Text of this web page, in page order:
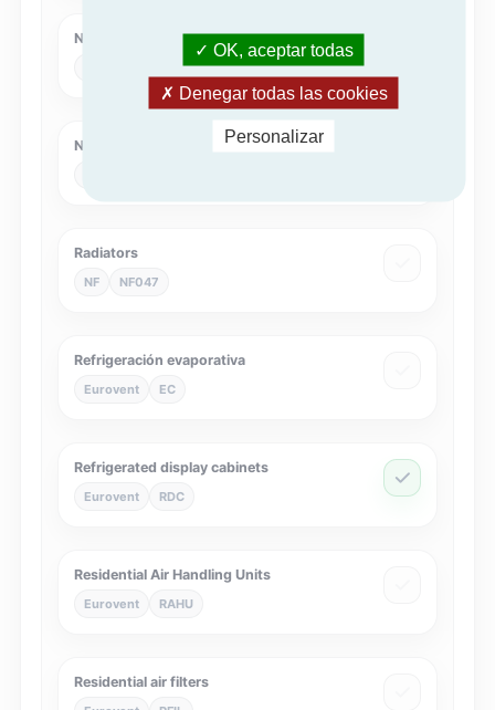
NF Heat Pumps
Nature of excellence for Air Handling Unit
Radiators
NF NF047
Refrigeración evaporativa
Eurovent EC
Refrigerated display cabinets
Eurovent RDC
Residential Air Handling Units
Eurovent RAHU
Residential air filters
OK, aceptar todas
Denegar todas las cookies
Personalizar